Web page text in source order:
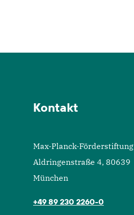
Kontakt
Max-Planck-Förderstiftung
Aldringenstraße 4, 80639
München
+49 89 230 2260-0